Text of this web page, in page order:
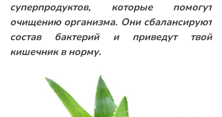
суперпродуктов, которые помогут
очищению организма. Они сбалансируют
состав бактерий и приведут твой
кишечник в норму.